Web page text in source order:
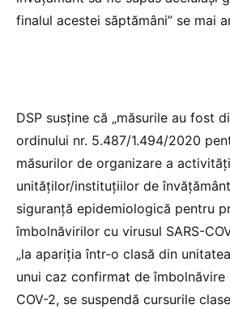
finalul acestei săptămâni” se mai
DSP susține că „măsurile au fost
ordinului nr. 5.487/1.494/2020
măsurilor de organizare a
unităţilor/instituţiilor de
siguranţă epidemiologică pentru
îmbolnăvirilor cu virusul SARS-
„la apariţia într-o clasă din
unui caz confirmat de îmbolnăvire
COV-2, se suspendă cursurile